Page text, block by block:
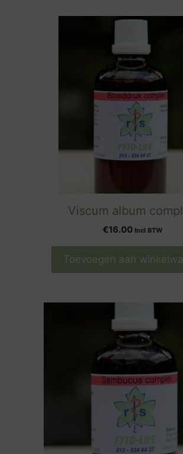
Viscum album
€16.00 Incl BTW
Toevoegen aan